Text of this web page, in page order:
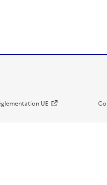
UE